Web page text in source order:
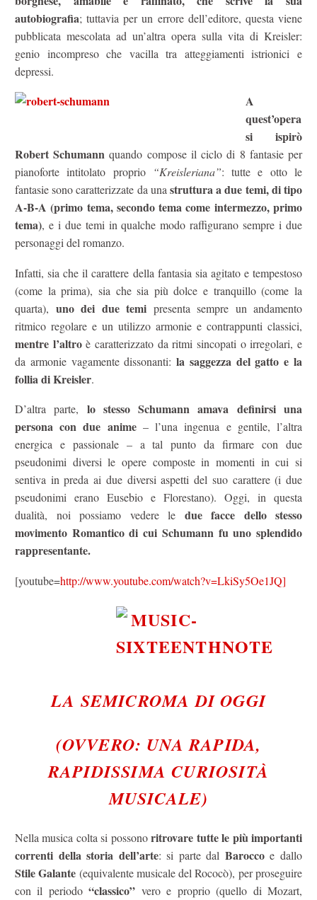
autobiografia; tuttavia per un errore dell’editore, questa viene
pubblicata mescolata ad un’altra opera sulla vita di Kreisler:
genio incompreso che vacilla tra atteggiamenti istrionici e
depressi.
A
quest’opera
si ispirò
Robert Schumann quando compose il ciclo di 8 fantasie per
pianoforte intitolato proprio “Kreisleriana”: tutte e otto le
fantasie sono caratterizzate da una struttura a due temi, di tipo
A-B-A (primo tema, secondo tema come intermezzo, primo
tema), e i due temi in qualche modo raffigurano sempre i due
personaggi del romanzo.
Infatti, sia che il carattere della fantasia sia agitato e tempestoso
(come la prima), sia che sia più dolce e tranquillo (come la
quarta), uno dei due temi presenta sempre un andamento
ritmico regolare e un utilizzo armonie e contrappunti classici,
mentre l’altroè caratterizzato da ritmi sincopati o irregolari, e
da armonie vagamente dissonanti:la saggezza del gatto e la
follia di Kreisler.
D’altra parte, lo stesso Schumann amava definirsi una
persona con due anime– l’una ingenua e gentile, l’altra
energica e passionale – a tal punto da firmare con due
pseudonimi diversi le opere composte in momenti in cui si
sentiva in preda ai due diversi aspetti del suo carattere (i due
pseudonimi erano Eusebio e Florestano). Oggi, in questa
dualità, noi possiamo vedere le due facce dello stesso
movimento Romantico di cui Schumann fu uno splendido
rappresentante.
[youtube=http://www.youtube.com/watch?v=LkiSy5Oe1JQ]
LA SEMICROMA DI OGGI
(OVVERO: UNA RAPIDA,
RAPIDISSIMA CURIOSITÀ
MUSICALE)
Nella musica colta si possonoritrovare tutte le più importanti
correnti della storia dell’arte: si parte dal Baroccoe dallo
Stile Galante (equivalente musicale del Rococò), per proseguire
con il periodo“classico” vero e proprio (quello di Mozart,